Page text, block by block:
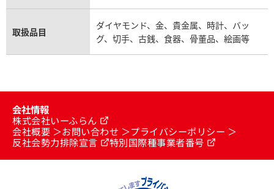
取扱品目
ダイヤモンド、金、貴金属、時計、バッ
グ、切手、古銭、食器、骨董品、絵画等
会社情報
株式会社いーふらん
会社概要
お問い合わせ
プライバシーポリシー
反社会勢力排除宣言
特別国際種事業者番号